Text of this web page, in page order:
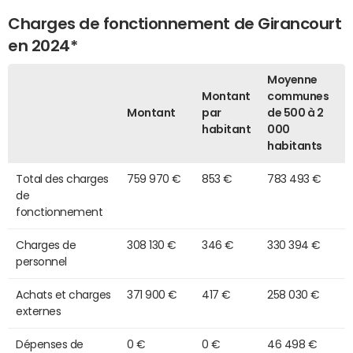
Charges de fonctionnement de Girancourt
en 2024*
Montant
Montant
par
habitant
Moyenne
communes
de 500 à 2
000
habitants
Total des charges
de
fonctionnement
759 970 € 853 € 783 493 €
Charges de
personnel
308 130 € 346 € 330 394 €
Achats et charges
externes
371 900 € 417 € 258 030 €
Dépenses de 0 € 0 € 46 498 €